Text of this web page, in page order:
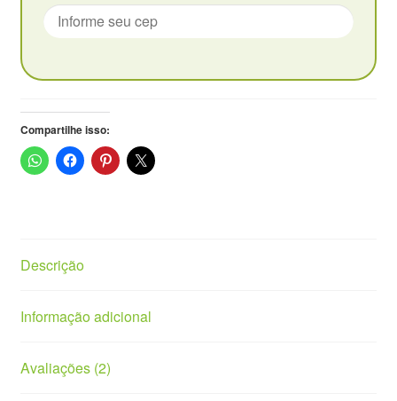
quantidade
Compartilhe isso:
Descrição
Informação adicional
Avaliações (2)